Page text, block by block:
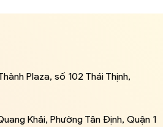
Plaza, số 102 Thái Thịnh,
Khải, Phường Tân Định, Quận 1